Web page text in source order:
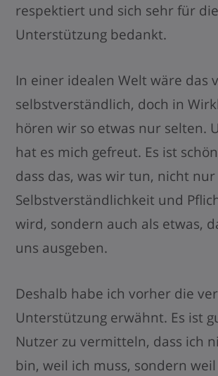
respektiert und sich sehr für die
Unterstützung bedankt.
In einer idealen Welt wäre das
selbstverständlich, doch in
hören wir so etwas nur selten.
hat es mich gefreut. Es ist
dass das, was wir tun, nicht nur
Selbstverständlichkeit und
wird, sondern auch als etwas,
uns ausgeben.
Deshalb habe ich vorher die
Unterstützung erwähnt. Es ist
Nutzer zu vermitteln, dass ich
bin, weil ich muss, sondern